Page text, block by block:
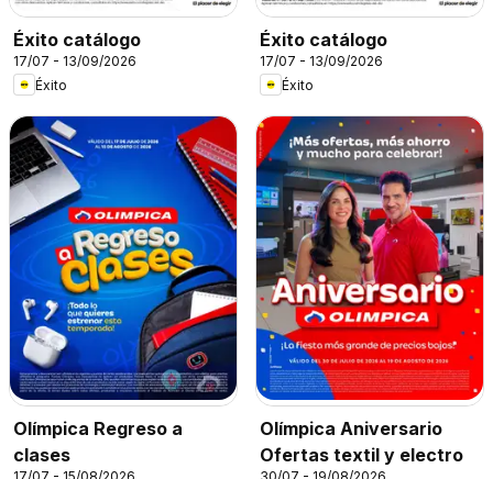
Éxito catálogo
17/07 - 13/09/2026
Éxito
Éxito catálogo
17/07 - 13/09/2026
Éxito
Olímpica Regreso a
clases
17/07 - 15/08/2026
Olímpica Aniversario
Ofertas textil y electro
30/07 - 19/08/2026